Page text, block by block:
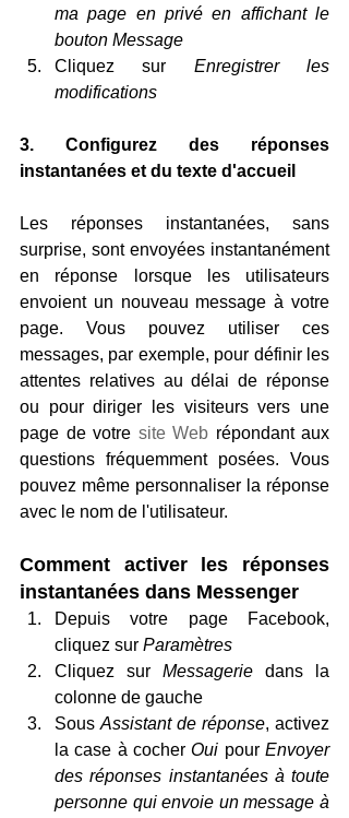
ma page en privé en affichant le
bouton Message
Cliquez sur Enregistrer les
modifications
3. Configurez des réponses
instantanées et du texte d'accueil
Les réponses instantanées, sans
surprise, sont envoyées instantanément
en réponse lorsque les utilisateurs
envoient un nouveau message à votre
page. Vous pouvez utiliser ces
messages, par exemple, pour définir les
attentes relatives au délai de réponse
ou pour diriger les visiteurs vers une
page de votre site Web répondant aux
questions fréquemment posées. Vous
pouvez même personnaliser la réponse
avec le nom de l'utilisateur.
Comment activer les réponses
instantanées dans Messenger
Depuis votre page Facebook,
cliquez sur Paramètres
Cliquez sur Messagerie dans la
colonne de gauche
Sous Assistant de réponse, activez
la case à cocher Oui pour Envoyer
des réponses instantanées à toute
personne qui envoie un message à